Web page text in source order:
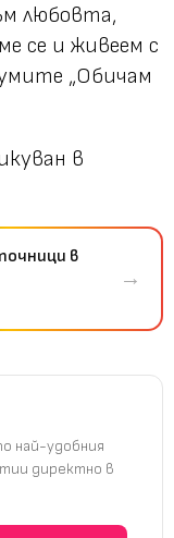
любовта,
се и живеем с
„Обичам
в
в
→
най-удобния
директно в